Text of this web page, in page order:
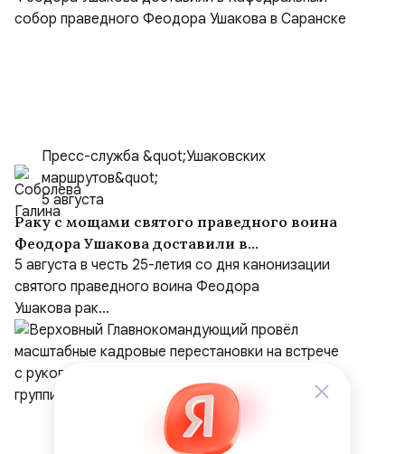
Пресс-служба &quot;Ушаковских
маршрутов&quot;
5 августа
Раку с мощами святого праведного воина
Феодора Ушакова доставили в
Кафедральный собор праведного Феодора
Ушакова в Саранске
5 августа в честь 25-летия со дня канонизации
святого праведного воина Феодора
Ушакова рак...